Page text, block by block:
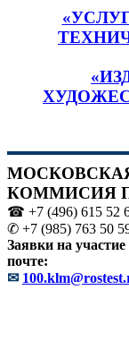
КОММИСИЯ
☎ +7 (496) 615 52
✆ +7 (985) 763 50
Заявки на
почте:
✉